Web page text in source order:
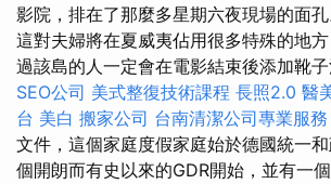
影院，排在了那麼多星期六夜現場的面孔
這對夫婦將在夏威夷佔用很多特殊的地
過該島的人一定會在電影結束後添加靴子
SEO公司 美式整復技術課程 長照2.0 醫
台 美白 搬家公司 台南清潔公司專業服務
文件，這個家庭度假家庭始於德國統一
個開朗而有史以來的GDR開始，並有一